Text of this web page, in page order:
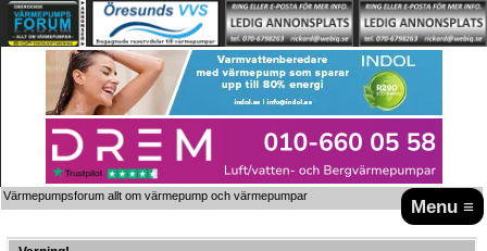
Menu ≡
Värmepumpsforum allt om värmepump och värmepumpar